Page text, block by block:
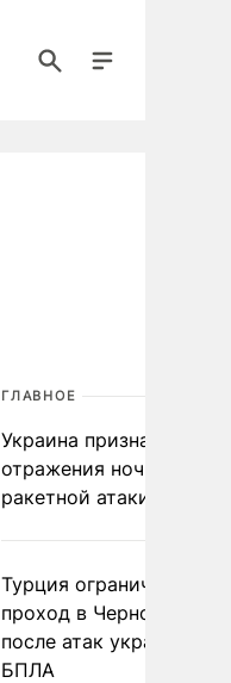
ГЛАВНОЕ
Украина признала
отражения ночной
ракетной атаки
Турция ограничила
проход в Черное море
после атак украинских
БПЛА